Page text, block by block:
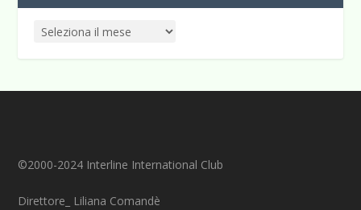
©2000-2024 Interline International Club
Direttore_ Liliana Comandè